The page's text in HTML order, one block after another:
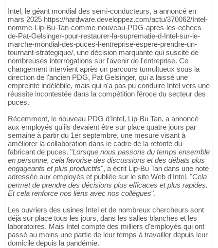
Intel, le géant mondial des semi-conducteurs, a annoncé en
mars 2025 https://hardware.developpez.com/actu/370062/Intel-
nomme-Lip-Bu-Tan-comme-nouveau-PDG-apres-les-echecs-
de-Pat-Gelsinger-pour-restaurer-la-suprematie-d-Intel-sur-le-
marche-mondial-des-puces-l-entreprise-espere-prendre-un-
tournant-strategique/, une décision marquante qui suscite de
nombreuses interrogations sur l'avenir de l'entreprise. Ce
changement intervient après un parcours tumultueux sous la
direction de l'ancien PDG, Pat Gelsinger, qui a laissé une
empreinte indélébile, mais qui n'a pas pu conduire Intel vers une
réussite incontestée dans la compétition féroce du secteur des
puces.
Récemment, le nouveau PDG d'Intel, Lip-Bu Tan, a annoncé
aux employés qu'ils devaient être sur place quatre jours par
semaine à partir du 1er septembre, une mesure visant à
améliorer la collaboration dans le cadre de la refonte du
fabricant de puces. "Lorsque nous passons du temps ensemble
en personne, cela favorise des discussions et des débats plus
engageants et plus productifs", a écrit Lip-Bu Tan dans une note
adressée aux employés et publiée sur le site Web d'Intel. "Cela
permet de prendre des décisions plus efficaces et plus rapides.
Et cela renforce nos liens avec nos collègues".
Les ouvriers des usines Intel et de nombreux chercheurs sont
déjà sur place tous les jours, dans les salles blanches et les
laboratoires. Mais Intel compte des milliers d'employés qui ont
passé au moins une partie de leur temps à travailler depuis leur
domicile depuis la pandémie.